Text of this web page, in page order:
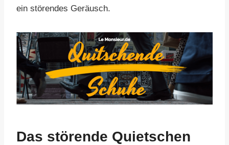
ein störendes Geräusch.
Das störende Quietschen